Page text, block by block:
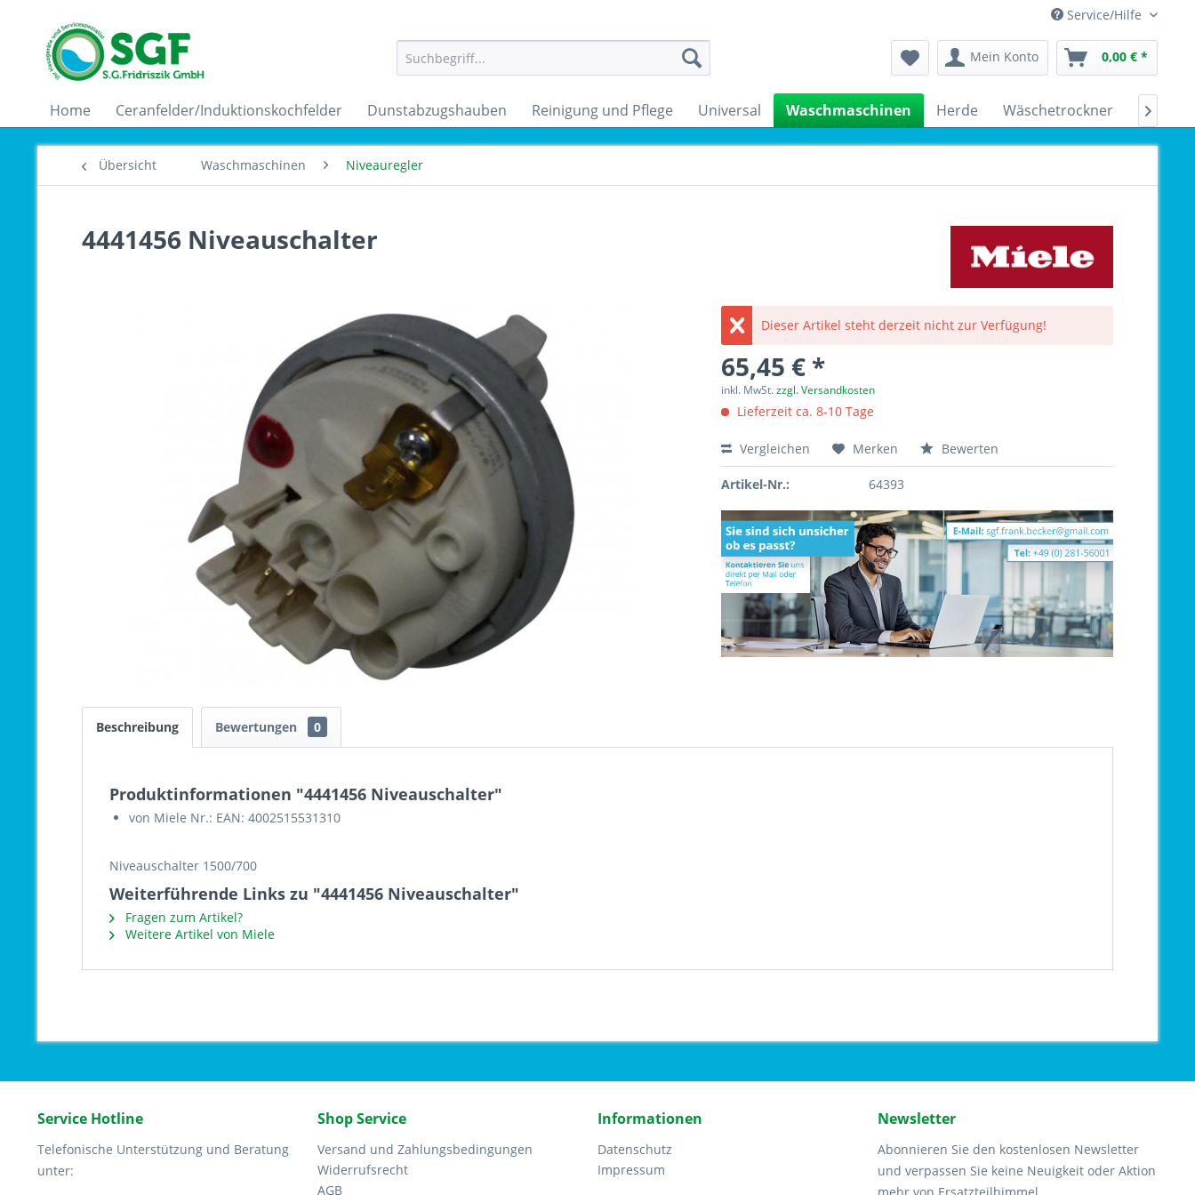
Service/Hilfe
Mein Konto 0,00 € *
Home Ceranfelder/Induktionskochfelder Dunstabzugshauben Reinigung und Pflege Universal Waschmaschinen Herde Wäschetrockner 
Übersicht Waschmaschinen Niveauregler
4441456 Niveauschalter
Dieser Artikel steht derzeit nicht zur Verfügung!
65,45 € *
inkl. MwSt.zzgl. Versandkosten
Lieferzeit ca. 8-10 Tage
Vergleichen Merken Bewerten
Artikel-Nr.: 64393
Beschreibung Bewertungen 0
Produktinformationen "4441456 Niveauschalter"
von Miele Nr.: EAN: 4002515531310
Niveauschalter 1500/700
Weiterführende Links zu "4441456 Niveauschalter"
Fragen zum Artikel?
Weitere Artikel von Miele
Service Hotline
Telefonische Unterstützung und Beratung
unter:
Shop Service
Versand und Zahlungsbedingungen
Widerrufsrecht
AGB
Informationen
Datenschutz
Impressum
Newsletter
Abonnieren Sie den kostenlosen Newsletter
und verpassen Sie keine Neuigkeit oder Aktion